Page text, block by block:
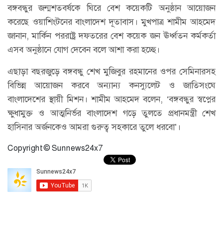
বঙ্গবন্ধুর জন্মশতবর্ষকে ঘিরে বেশ কয়েকটি অনুষ্ঠান আয়োজন
করেছে ওয়াশিংটনের বাংলাদেশ দূতাবাস। মুখপাত্র শামীম আহমেদ
জানান, মার্কিন পররাষ্ট্র দফতরের বেশ কয়েক জন ঊর্ধ্বতন কর্মকর্তা
এসব অনুষ্ঠানে যোগ দেবেন বলে আশা করা হচ্ছে।
এছাড়া বছরজুড়ে বঙ্গবন্ধু শেখ মুজিবুর রহমানের ওপর সেমিনারসহ
বিভিন্ন আয়োজন করবে অন্যান্য কনস্যুলেট ও জাতিসংঘে
বাংলাদেশের স্থায়ী মিশন। শামীম আহমেদ বলেন, ‘বঙ্গবন্ধুর স্বপ্নের
ক্ষুধামুক্ত ও আত্মনির্ভর বাংলাদেশ গড়ে তুলতে প্রধানমন্ত্রী শেখ
হাসিনার অর্জনকেও আমরা গুরুত্ব সহকারে তুলে ধরবো’।
Copyright © Sunnews24x7